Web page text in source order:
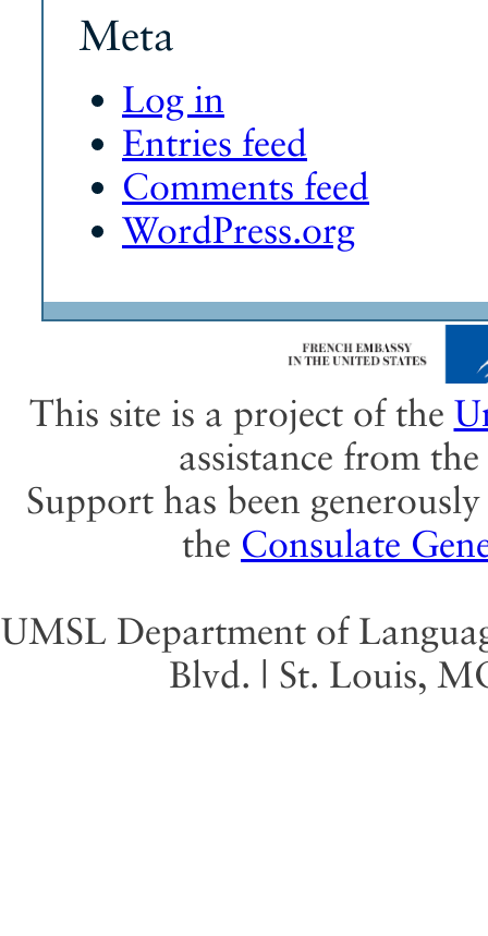
Meta
Log in
Entries feed
Comments feed
WordPress.org
This site is a project of the
assistance from the
Support has been
the Consulate
UMSL Department of
Blvd. | St. Louis,